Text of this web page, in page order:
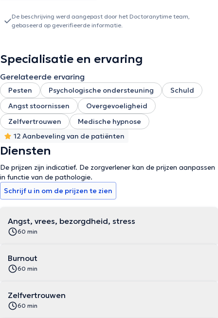
hulpbronnen, de eerste stap naar eensnelle welvaart. Ik ontvang
u ook (na een eerste gesprek) voor
De beschrijving werd aangepast door het Doctoranytime team,
gebaseerd op geverifieerde informatie.
Specialisatie en ervaring
Gerelateerde ervaring
Pesten Psychologische ondersteuning
Schuld
Angst stoornissen
Overgevoeligheid
Zelfvertrouwen
Medische hypnose
12 Aanbeveling van de patiënten
Diensten
De prijzen zijn indicatief. De zorgverlener kan de prijzen aanpassen
in functie van de pathologie.
Schrijf u in om de prijzen te zien
Angst, vrees, bezorgdheid, stress
60 min
Burnout
60 min
Zelfvertrouwen
60 min